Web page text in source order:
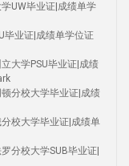
UW毕业证|成绩单学
毕业证|成绩单学位证
大学PSU毕业证|成绩
分校大学毕业证|成绩
校大学毕业证|成绩单
分校大学SUB毕业证|